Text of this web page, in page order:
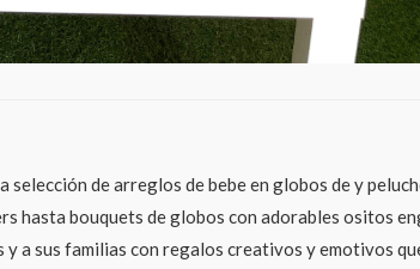
selección de arreglos de bebe en globos de y
hasta bouquets de globos con adorables ositos
y a sus familias con regalos creativos y emotivos